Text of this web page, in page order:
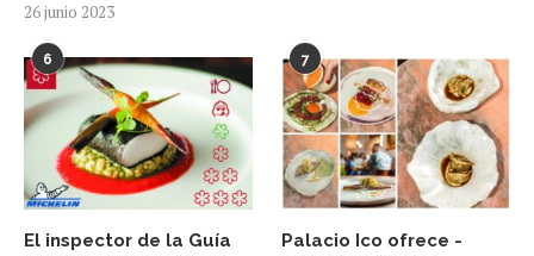
26 junio 2023
6
El inspector de la Guía
7
Palacio Ico ofrece -